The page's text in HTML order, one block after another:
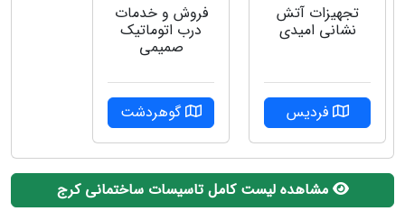
تجهیزات آتش
نشانی امیدی
فردیس
فروش و خدمات
درب اتوماتیک
صمیمی
گوهردشت
مشاهده لیست کامل تاسیسات ساختمانی کرج